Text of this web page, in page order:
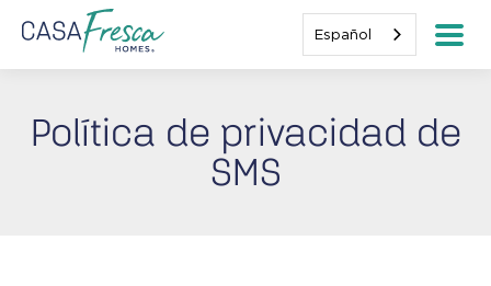
Español
Política de privacidad de
SMS